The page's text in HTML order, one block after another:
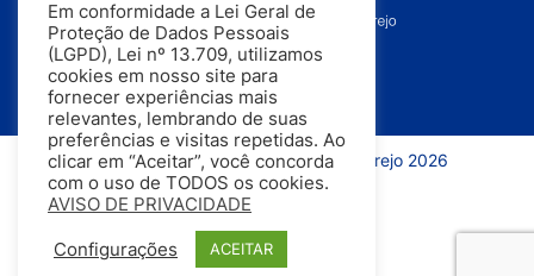
Todos os direitos reservados | InfoVarejo 2026
Em conformidade a Lei Geral de
Proteção de Dados Pessoais
(LGPD), Lei nº 13.709, utilizamos
cookies em nosso site para
fornecer experiências mais
relevantes, lembrando de suas
preferências e visitas repetidas. Ao
clicar em “Aceitar”, você concorda
com o uso de TODOS os cookies.
AVISO DE PRIVACIDADE
Configurações ACEITAR